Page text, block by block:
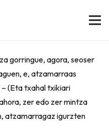
gorringue, agora, seoser
e, atzamarraas
(Eta txahal txikiari
zer edo zer mintza
atzamarragaz igurzten